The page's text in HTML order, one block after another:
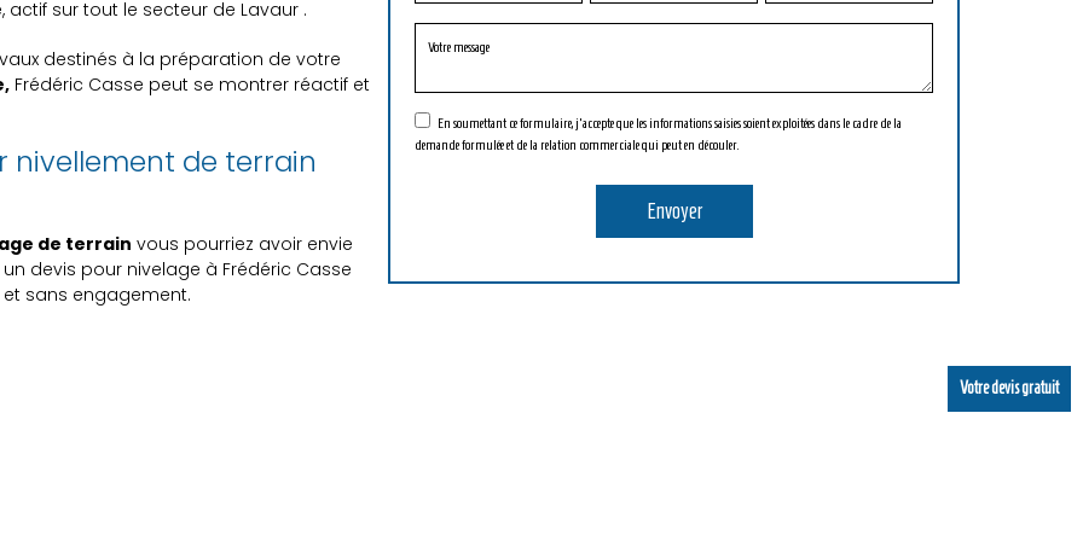
sur tout le secteur de Lavaur .
destinés à la préparation de votre
Frédéric Casse peut se montrer réactif et
de terrain
de terrain vous pourriez avoir envie
devis pour nivelage à Frédéric Casse
et sans engagement.
En soumettant ce formulaire, j'accepte que les informations saisies soient exploitées dans le cadre de la
demande formulée et de la relation commerciale qui peut en découler.
Votre devis gratuit